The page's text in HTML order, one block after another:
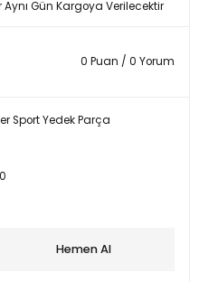
Gün Kargoya Verilecektir
0 Puan / 0 Yorum
Sport Yedek Parça
Hemen Al